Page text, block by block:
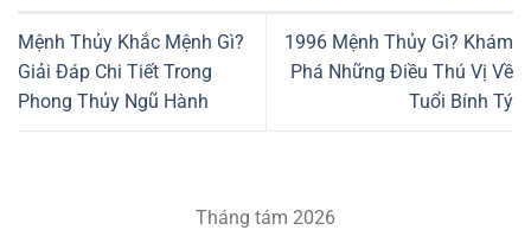
Mệnh Thủy Khắc Mệnh Gì?
Giải Đáp Chi Tiết Trong
Phong Thủy Ngũ Hành
1996 Mệnh Thủy Gì? Khám
Phá Những Điều Thú Vị Về
Tuổi Bính Tý
Tháng tám 2026